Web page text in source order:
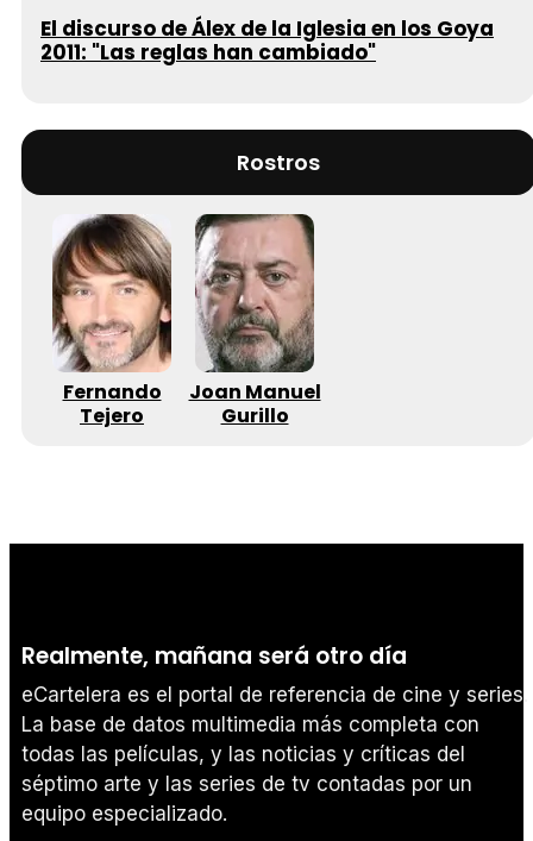
El discurso de Álex de la Iglesia en los Goya
2011: "Las reglas han cambiado"
Rostros
Fernando
Tejero
Joan Manuel
Gurillo
Realmente, mañana será otro día
eCartelera es el portal de referencia de cine y series.
La base de datos multimedia más completa con
todas las películas, y las noticias y críticas del
séptimo arte y las series de tv contadas por un
equipo especializado.